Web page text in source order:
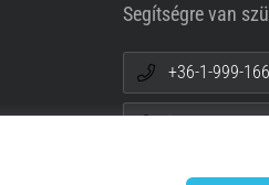
Segítségre van
+36-1-999-